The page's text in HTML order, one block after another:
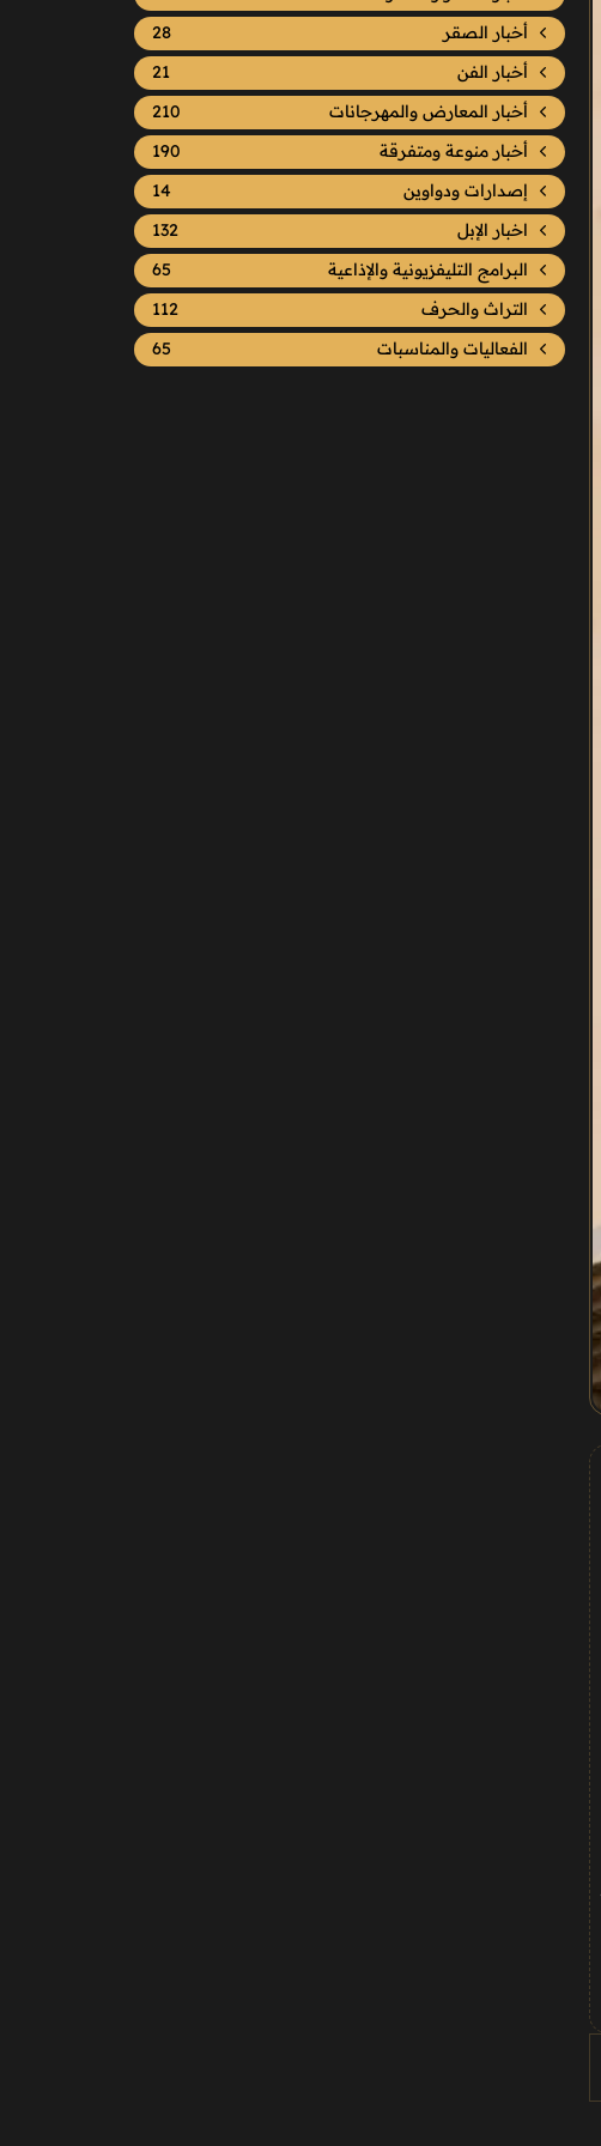
أخبار الصقر
28
أخبار الفن
21
أخبار المعارض والمهرجانات
210
أخبار منوعة ومتفرقة
190
إصدارات ودواوين
14
اخبار الإبل
132
البرامج التليفزيونية والإذاعية
65
التراث والحرف
112
الفعاليات والمناسبات
65